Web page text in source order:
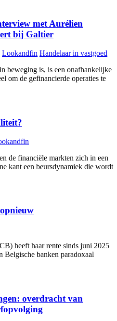
met Aurélien
bij Galtier
Lookandfin Handelaar in vastgoed
beweging is, is een onafhankelijke
om de gefinancierde operaties te
de financiële markten zich in een
kant een beursdynamiek die wordt
heeft haar rente sinds juni 2025
Belgische banken paradoxaal
overdracht van